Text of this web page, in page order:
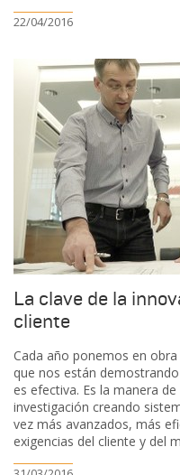
22/04/2016
La clave de la
cliente
Cada año ponemos en
que nos están
es efectiva. Es la manera
investigación creando
vez más avanzados, más
exigencias del cliente y del